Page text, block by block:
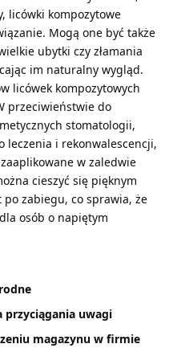
licówki kompozytowe
Mogą one być także
ubytki czy złamania
im naturalny wygląd.
licówek kompozytowych
przeciwieństwie do
stomatologii,
leczenia i rekonwalescencji,
w zaledwie
cieszyć się pięknym
zabiegu, co sprawia, że
osób o napiętym
przyciągania uwagi
magazynu w firmie